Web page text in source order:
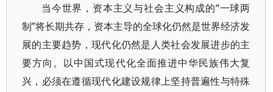
当今世界，资本主义与社会主义构成的“一球两
制”将长期共存，资本主导的全球化仍然是世界经济发
展的主要趋势，现代化仍然是人类社会发展进步的主
要方向。以中国式现代化全面推进中华民族伟大复
兴，必须在遵循现代化建设规律上坚持普遍性与特殊